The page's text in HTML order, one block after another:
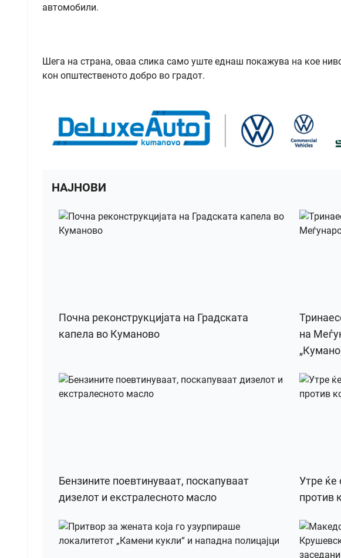
автомобили.
Шега на страна, оваа слика само уште еднаш покажува на кое
кон општественото добро во градот.
НАЈНОВИ
Почна реконструкцијата на Градската
капела во Куманово
на
Бензините поевтинуваат, поскапуваат
дизелот и екстралесното масло
Утре ќе
против